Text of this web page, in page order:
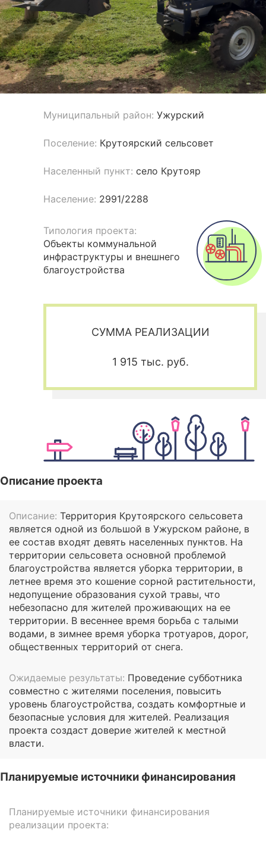
Муниципальный район: Ужурский
Поселение: Крутоярский сельсовет
Населенный пункт: село Крутояр
Население: 2991/2288
Типология проекта:
Объекты коммунальной
инфраструктуры и внешнего
благоустройства
СУММА РЕАЛИЗАЦИИ
1 915 тыс. руб.
Описание проекта
Описание: Территория Крутоярского сельсовета
является одной из большой в Ужурском районе, в
ее состав входят девять населенных пунктов. На
территории сельсовета основной проблемой
благоустройства является уборка территории, в
летнее время это кошение сорной растительности,
недопущение образования сухой травы, что
небезопасно для жителей проживающих на ее
территории. В весеннее время борьба с талыми
водами, в зимнее время уборка тротуаров, дорог,
общественных территорий от снега.
Ожидаемые результаты: Проведение субботника
совместно с жителями поселения, повысить
уровень благоустройства, создать комфортные и
безопасные условия для жителей. Реализация
проекта создаст доверие жителей к местной
власти.
Планируемые источники финансирования
Планируемые источники финансирования
реализации проекта: